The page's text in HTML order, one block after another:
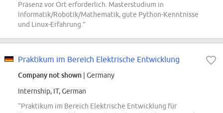
Präsenz vor Ort erforderlich. Masterstudium in
Informatik/Robotik/Mathematik, gute Python-Kenntnisse
und Linux-Erfahrung.”
Praktikum im Bereich Elektrische Entwicklung
Company not shown | Germany
Internship, IT, German
“Praktikum im Bereich Elektrische Entwicklung für